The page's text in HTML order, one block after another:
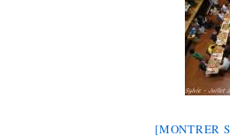
[MONTRER